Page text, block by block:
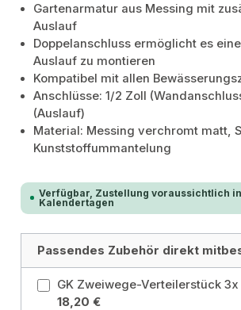
Gartenarmatur aus Messing mit
Auslauf
Doppelanschluss ermöglicht es
Auslauf zu montieren
Kompatibel mit allen
Anschlüsse: 1/2 Zoll
(Auslauf)
Material: Messing verchromt matt,
Kunststoffummantelung
Verfügbar, Zustellung voraussichtlich
Kalendertagen
Passendes Zubehör direkt
18,20 €